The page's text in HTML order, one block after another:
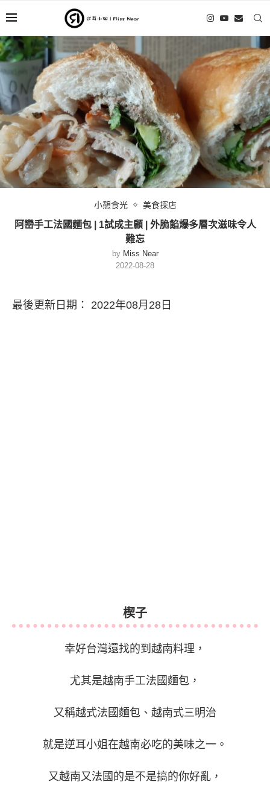
小憩食光 美食探店
阿巒手工法國麵包 | 1試成主顧 | 外脆餡爆多層次滋味令人
難忘
by Miss Near
2022-08-28
最後更新日期： 2022年08月28日
楔子
幸好台灣還找的到越南料理，
尤其是越南手工法國麵包，
又稱越式法國麵包、越南式三明治
就是逆耳小姐在越南必吃的美味之一。
又越南又法國的是不是搞的你好亂，